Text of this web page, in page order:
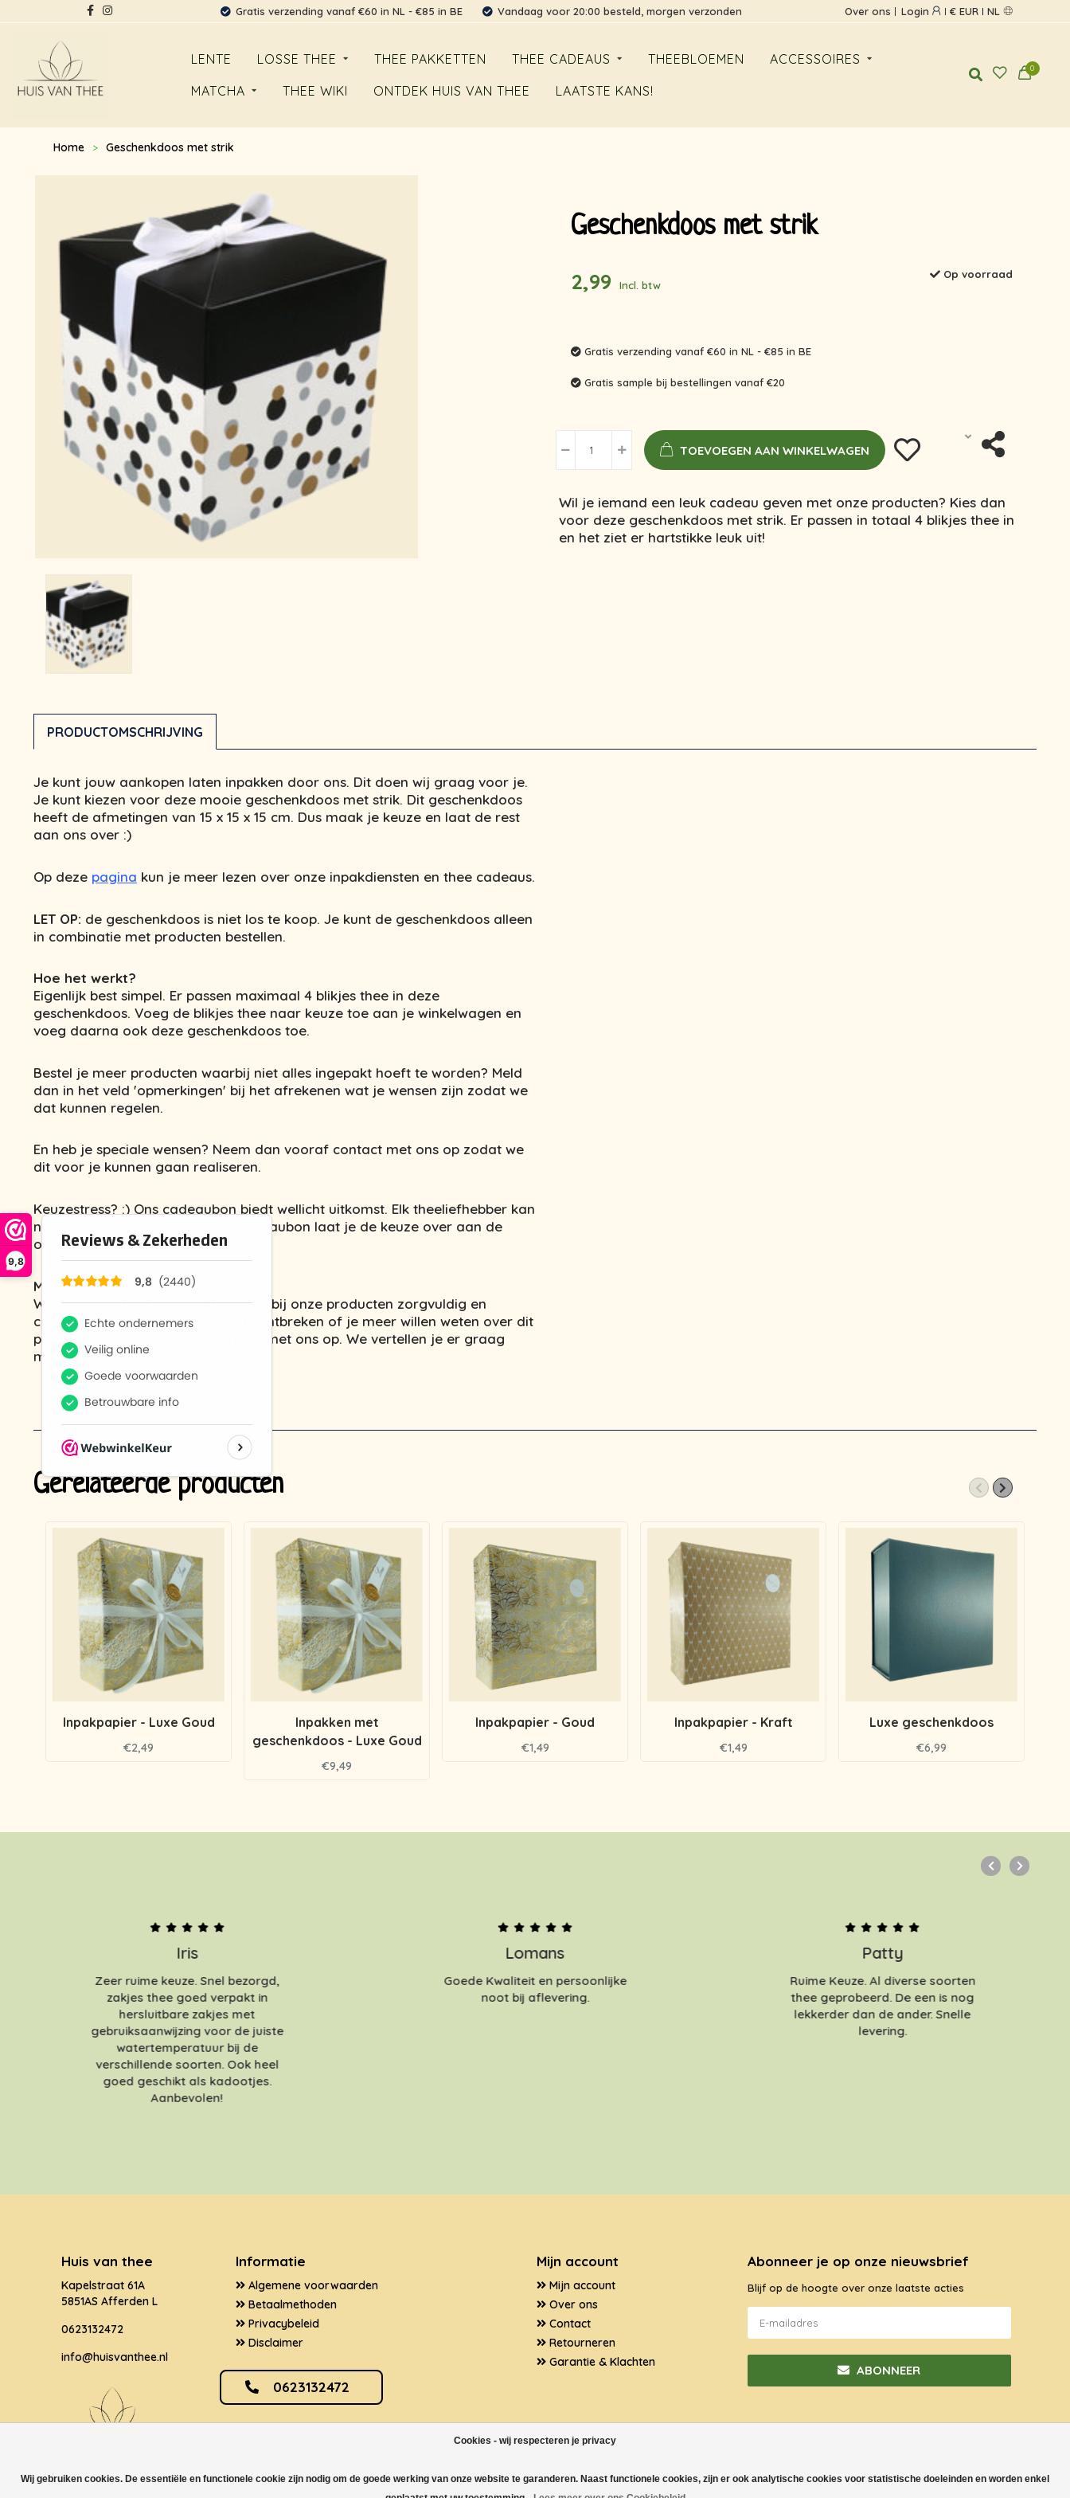
9,8
Gratis verzending vanaf €60 in NL - €85 in BE Vandaag voor 20:00 besteld, morgen verzonden Over ons Login € EUR NL
LENTE LOSSE THEE THEE PAKKETTEN THEE CADEAUS THEEBLOEMEN
ACCESSOIRES
MATCHA
THEE WIKI ONTDEK HUIS VAN THEE LAATSTE KANS!
0
Home > Geschenkdoos met strik
Geschenkdoos met strik
2,99 Incl. btw
Op voorraad
Gratis verzending vanaf €60 in NL - €85 in BE
Gratis sample bij bestellingen vanaf €20
TOEVOEGEN AAN WINKELWAGEN
Wil je iemand een leuk cadeau geven met onze producten? Kies dan
voor deze geschenkdoos met strik. Er passen in totaal 4 blikjes thee in
en het ziet er hartstikke leuk uit!
PRODUCTOMSCHRIJVING
Je kunt jouw aankopen laten inpakken door ons. Dit doen wij graag voor je.
Je kunt kiezen voor deze mooie geschenkdoos met strik. Dit geschenkdoos
heeft de afmetingen van 15 x 15 x 15 cm. Dus maak je keuze en laat de rest
aan ons over :)
Op deze pagina kun je meer lezen over onze inpakdiensten en thee cadeaus.
LET OP: de geschenkdoos is niet los te koop. Je kunt de geschenkdoos alleen
in combinatie met producten bestellen.
Hoe het werkt?
Eigenlijk best simpel. Er passen maximaal 4 blikjes thee in deze
geschenkdoos. Voeg de blikjes thee naar keuze toe aan je winkelwagen en
voeg daarna ook deze geschenkdoos toe.
Bestel je meer producten waarbij niet alles ingepakt hoeft te worden? Meld
dan in het veld 'opmerkingen' bij het afrekenen wat je wensen zijn zodat we
dat kunnen regelen.
En heb je speciale wensen? Neem dan vooraf contact met ons op zodat we
dit voor je kunnen gaan realiseren.
Keuzestress? :) Ons cadeaubon biedt wellicht uitkomst. Elk theeliefhebber kan
namelijk slagen bij ons. Met de cadeaubon laat je de keuze over aan de
ontvanger van het cadeau.
Meer weten?
We doen ons best om de informatie bij onze producten zorgvuldig en
compleet te houden. Mocht er iets ontbreken of je meer willen weten over dit
product? Neem dan gerust contact met ons op. We vertellen je er graag
meer over.
Gerelateerde producten
Inpakpapier - Luxe Goud
€2,49
Inpakken met
geschenkdoos - Luxe Goud
€9,49
Inpakpapier - Goud
€1,49
Inpakpapier - Kraft
€1,49
Luxe geschenkdoos
€6,99
Cookies - wij respecteren je privacy
Wij gebruiken cookies. De essentiële en functionele cookie zijn nodig om de goede werking van onze website te garanderen. Naast functionele cookies, zijn er ook analytische cookies voor statistische doeleinden en worden enkel
Iris
Zeer ruime keuze. Snel bezorgd,
zakjes thee goed verpakt in
hersluitbare zakjes met
gebruiksaanwijzing voor de juiste
watertemperatuur bij de
verschillende soorten. Ook heel
goed geschikt als kadootjes.
Aanbevolen!
Lomans
Goede Kwaliteit en persoonlijke
noot bij aflevering.
Patty
Ruime Keuze. Al diverse soorten
thee geprobeerd. De een is nog
lekkerder dan de ander. Snelle
levering.
Huis van thee
Kapelstraat 61A
5851AS Afferden L
0623132472
info@huisvanthee.nl
Informatie
Algemene voorwaarden
Betaalmethoden
Privacybeleid
Disclaimer
0623132472
Mijn account
Mijn account
Over ons
Contact
Retourneren
Garantie & Klachten
Abonneer je op onze nieuwsbrief
Blijf op de hoogte over onze laatste acties
ABONNEER